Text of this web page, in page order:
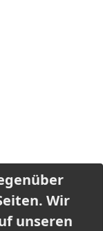
Wir
unseren